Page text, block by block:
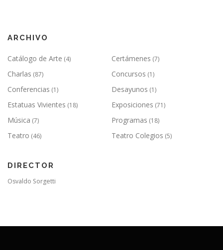
ARCHIVO
Catálogo de Arte (4) Certámenes (7)
Charlas (87) Concursos (1)
Conferencias (1) Desayunos (1)
Estatuas Vivientes (18) Exposiciones (71)
Música (7) Programas (18)
Teatro (46) Teatro Colegios (5)
DIRECTOR
Osvaldo Sorgetti